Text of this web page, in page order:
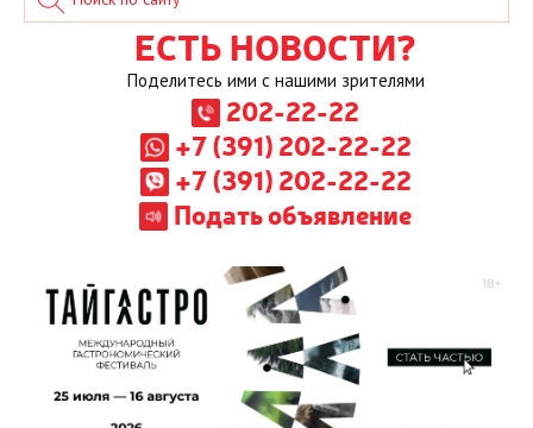
ЕСТЬ НОВОСТИ?
Поделитесь ими с нашими зрителями
202-22-22
+7 (391) 202-22-22
+7 (391) 202-22-22
Подать объявление